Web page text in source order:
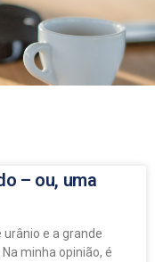
– ou, uma
e a grande
minha opinião, é